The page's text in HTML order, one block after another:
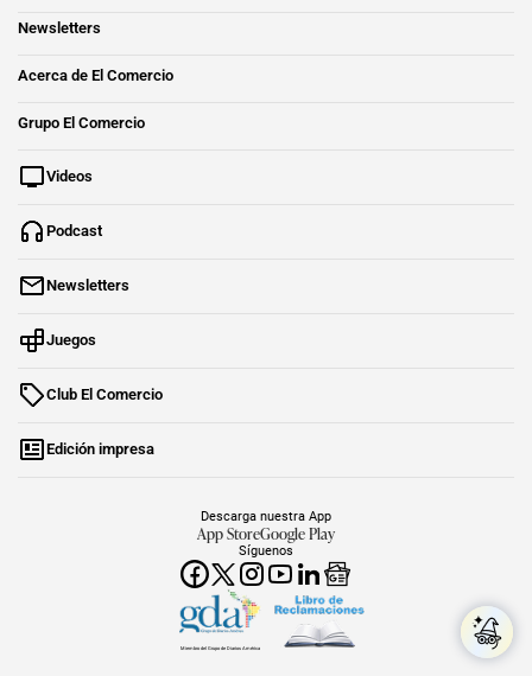
Newsletters
Acerca de El Comercio
Grupo El Comercio
Videos
Podcast
Newsletters
Juegos
Club El Comercio
Edición impresa
Síguenos
Descarga nuestra App
App StoreGoogle Play
Miembro del Grupo de Diarios América